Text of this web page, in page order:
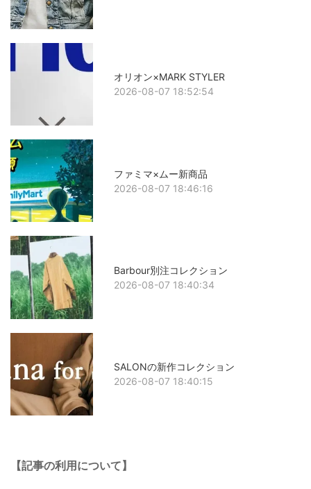
オリオン×MARK STYLER
2026-08-07 18:52:54
ファミマ×ムー新商品
2026-08-07 18:46:16
Barbour別注コレクション
2026-08-07 18:40:34
SALONの新作コレクション
2026-08-07 18:40:15
【記事の利用について】